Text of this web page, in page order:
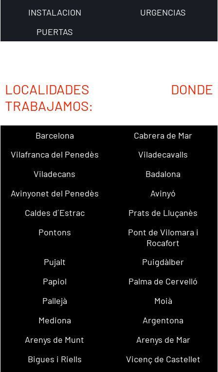
INSTALACION
URGENCIAS
PUERTAS
LOCALIDADES DONDE
TRABAJAMOS:
Barcelona
Cabrera de Mar
Vilafranca del Penedès
Viladecavalls
Viladecans
Badalona
Avinyonet del Penedès
Avinyó
Caldes d´Estrac
Prats de Lluçanès
Pontons
Pont de Vilomara i
Rocafort
Pujalt
Puigdàlber
Papiol
Palma de Cervelló
Pallejà
Moià
Mediona
Argentona
Arenys de Munt
Arenys de Mar
Bigues i Riells
Vicenç de Castellet